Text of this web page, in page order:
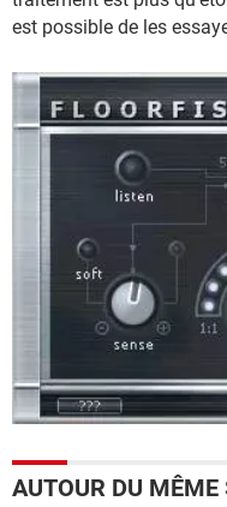
est possible de les
AUTOUR DU MÊME